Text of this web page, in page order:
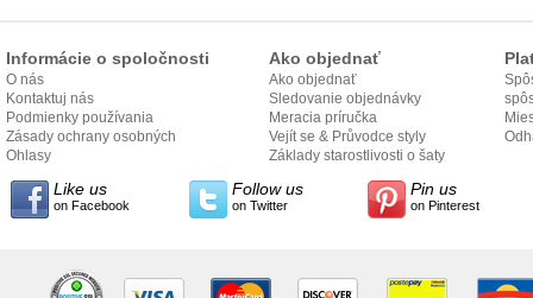
Informácie o spoločnosti
O nás
Kontaktuj nás
Podmienky používania
Zásady ochrany osobných
údajov
Ohlasy
Ako objednať
Ako objednať
Sledovanie objednávky
Meracia príručka
Vejít se & Průvodce styly
Základy starostlivosti o šaty
Like us
on Facebook
Follow us
on Twitter
Pin us
on Pinterest